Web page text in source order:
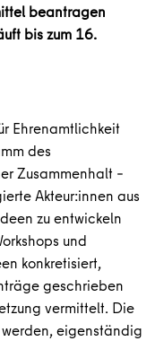
beantragen
bis zum 16.
Ehrenamtlichkeit
des
Zusammenhalt –
Akteur:innen aus
zu entwickeln
und
konkretisiert,
geschrieben
vermittelt. Die
eigenständig